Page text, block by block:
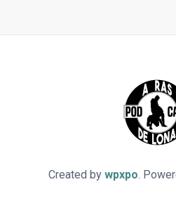
Created by wpxpo.